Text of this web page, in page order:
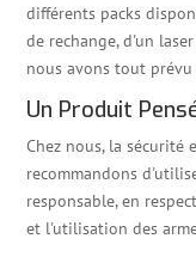
différents packs
de rechange, d'un
nous avons tout
Un Produit
Chez nous, la
recommandons
responsable, en
et l'utilisation des